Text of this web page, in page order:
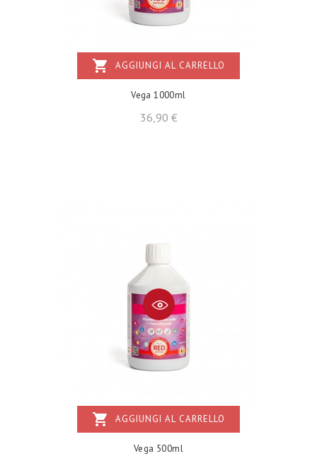
shopping_cart AGGIUNGI AL CARRELLO
Vega 1000ml
36,90 €Prezzo
shopping_cart AGGIUNGI AL CARRELLO
Vega 500ml